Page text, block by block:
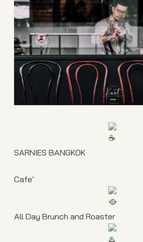
SARNIES BANGKOK
Cafe’
All Day Brunch and Roaster